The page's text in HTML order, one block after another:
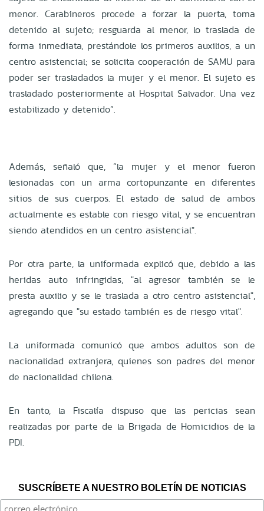
menor. Carabineros procede a forzar la puerta, toma
detenido al sujeto; resguarda al menor, lo traslada de
forma inmediata, prestándole los primeros auxilios, a un
centro asistencial; se solicita cooperación de SAMU para
poder ser trasladados la mujer y el menor. El sujeto es
trasladado posteriormente al Hospital Salvador. Una vez
estabilizado y detenido”.
Además, señaló que, “la mujer y el menor fueron
lesionadas con un arma cortopunzante en diferentes
sitios de sus cuerpos. El estado de salud de ambos
actualmente es estable con riesgo vital, y se encuentran
siendo atendidos en un centro asistencial".
Por otra parte, la uniformada explicó que, debido a las
heridas auto infringidas, "al agresor también se le
presta auxilio y se le traslada a otro centro asistencial",
agregando que "su estado también es de riesgo vital".
La uniformada comunicó que ambos adultos son de
nacionalidad extranjera, quienes son padres del menor
de nacionalidad chilena.
En tanto, la Fiscalía dispuso que las pericias sean
realizadas por parte de la Brigada de Homicidios de la
PDI.
SUSCRÍBETE A NUESTRO BOLETÍN DE NOTICIAS